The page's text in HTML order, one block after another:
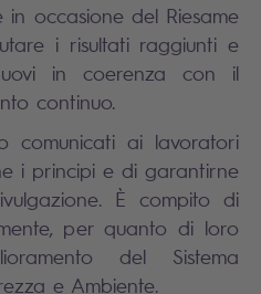
in occasione del Riesame
i risultati raggiunti e
in coerenza con il
continuo.
comunicati ai lavoratori
i principi e di garantirne
È compito di
per quanto di loro
del Sistema
e Ambiente.